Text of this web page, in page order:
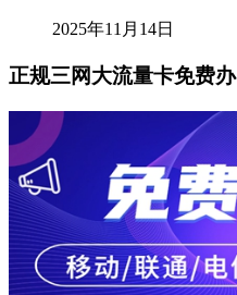
2025年11月14日
正规三网大流量卡免费办